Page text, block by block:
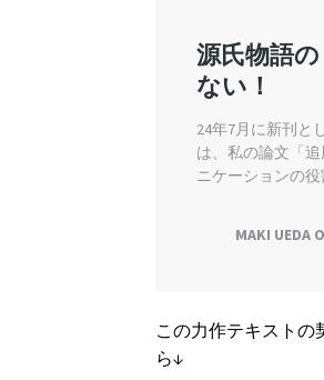
この力作テキスト
ら↓